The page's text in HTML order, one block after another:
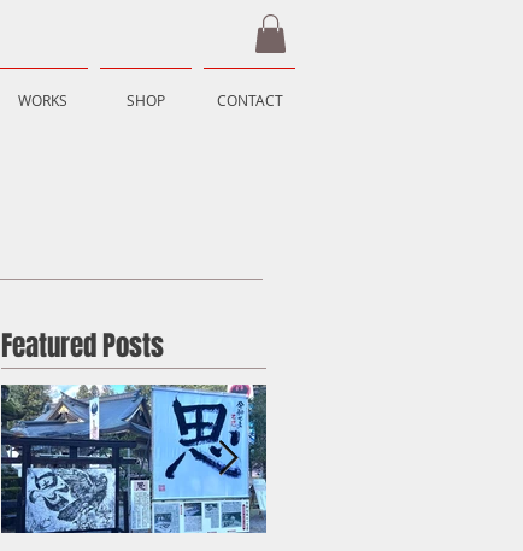
WORKS SHOP CONTACT
Featured Posts